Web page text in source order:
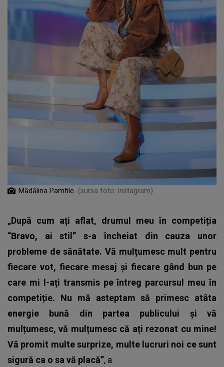
Mădălina Pamfile (sursa foto: Instagram)
„După cum ați aflat, drumul meu în competiția
“Bravo, ai stil” s-a încheiat din cauza unor
probleme de sănătate. Vă mulțumesc mult pentru
fiecare vot, fiecare mesaj și fiecare gând bun pe
care mi l-ați transmis pe întreg parcursul meu în
competiție. Nu mă asteptam să primesc atâta
energie bună din partea publicului și vă
mulțumesc, vă mulțumesc că ați rezonat cu mine!
Vă promit multe surprize, multe lucruri noi ce sunt
sigură ca o sa vă placă”, a